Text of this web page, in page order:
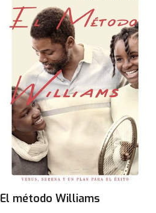
El método Williams